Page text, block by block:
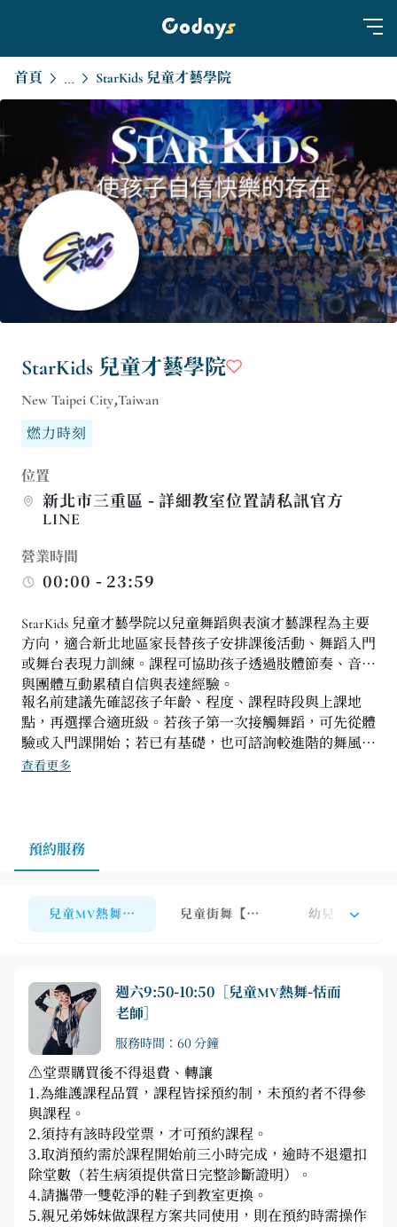
首頁 ... StarKids 兒童才藝學院
StarKids 兒童才藝學院
New Taipei City,Taiwan
燃力時刻
位置
新北市三重區 - 詳細教室位置請私訊官方
LINE
營業時間
00:00 - 23:59
StarKids 兒童才藝學院以兒童舞蹈與表演才藝課程為主要
方向，適合新北地區家長替孩子安排課後活動、舞蹈入門
或舞台表現力訓練。課程可協助孩子透過肢體節奏、音樂
與團體互動累積自信與表達經驗。
報名前建議先確認孩子年齡、程度、課程時段與上課地
點，再選擇合適班級。若孩子第一次接觸舞蹈，可先從體
驗或入門課開始；若已有基礎，也可諮詢較進階的舞風或
表演課程，讓學習節奏更清楚。
查看更多
預約服務
兒童MV熱舞【三重A教室】兒童街舞【三重A教室】幼兒入門【三
週六9:50-10:50［兒童MV熱舞-恬而
老師］
服務時間：60 分鐘
⚠️堂票購買後不得退費、轉讓
1.為維護課程品質，課程皆採預約制，未預約者不得參
與課程。
2.須持有該時段堂票，才可預約課程。
3.取消預約需於課程開始前三小時完成，逾時不退還扣
除堂數（若生病須提供當日完整診斷證明）。
4.請攜帶一雙乾淨的鞋子到教室更換。
5.親兄弟姊妹做課程方案共同使用，則在預約時需操作